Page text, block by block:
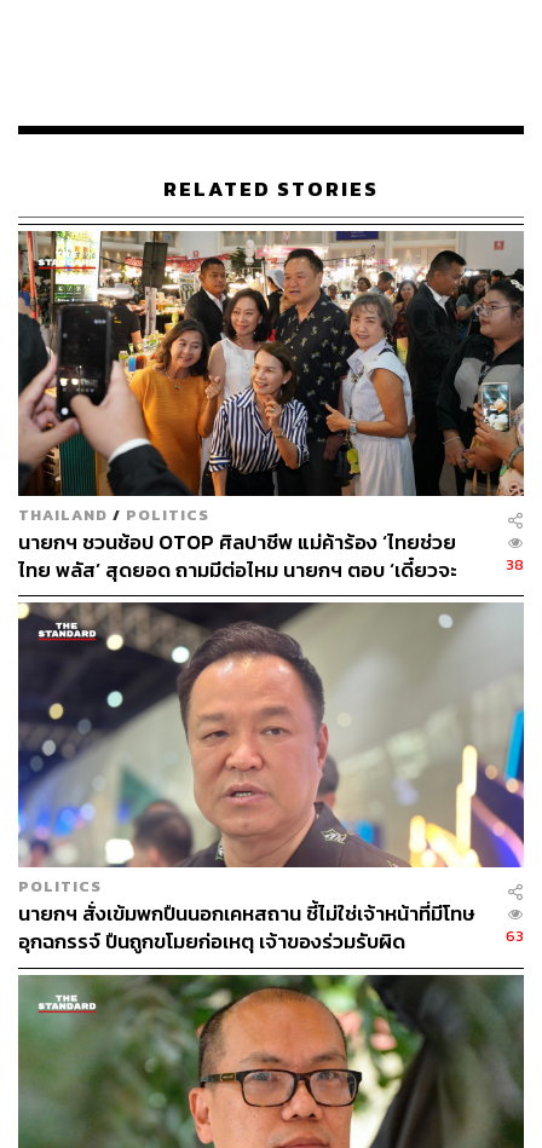
ดำเนินการอื่นตามที่สภาความมั่นคงแห่งชาติ นายก
รัฐมนตรี หรือคณะรัฐมนตรี มอบหมาย
นอกจากนี้ ให้สำนักงานสภาความมั่นคงแห่งชาติปฏิบัติ
หน้าที่เลขานุการของหัวหน้าการพูดคุยสันติสุขจังหวัด
ชายแดนภาคใต้ และจัดกำลังปฏิบัติการเพื่อสนับสนุนการ
ปฏิบัติหน้าที่ของหัวหน้าการพูดคุยสันติสุขจังหวัดชายแดน
ภาคใต้
ทั้งนี้ ให้ส่วนราชการสนับสนุนการดำเนินการดังกล่าวอย่าง
ทันท่วงทีตามที่ได้รับการร้องขอ เพื่อประโยชน์ในการบริหาร
งานแก้ไขปัญหาจังหวัดชายแดนภาคใต้ สำนักงานสภาความ
มั่นคงแห่งชาติอาจร้องขอต่อส่วนราชการ เพื่อจัดส่ง
ข้าราชการหรือเจ้าหน้าที่ในสังกัดไปช่วยปฏิบัติงาน โดยถือ
เป็นการปฏิบัติราชการหรือปฏิบัติงานตามปกติ แล้วแต่กรณี
และอาจให้ไปช่วยปฏิบัติงานเต็มเวลา บางเวลา หรือนอกเวลา
อย่างไรก็ตาม การเบิกจ่ายค่าใช้จ่ายอื่นใดที่เกี่ยวข้องกับการ
บริหารจัดการที่จำเป็นของหัวหน้าการพูดคุยสันติสุขจังหวัด
ชายแดนภาคใต้ คณะกรรมการ คณะอนุกรรมการ หรือคณะ
ทำงานที่แต่งตั้งตามคำสั่งนี้ ให้เป็นไปตามระเบียบของทาง
ราชการ แล้วแต่กรณี โดยให้เบิกจ่ายจากงบประมาณของ
สำนักงานสภาความมั่นคงแห่งชาติ
ทั้งนี้ ตั้งแต่บัดนี้เป็นต้นไป วันที่ 12 พฤษภาคม พ.ศ. 2569
TAGS: นายกรัฐมนตรี
อนุทิน ชาญวีรกูล
จังหวัดชายแดนภาคใต้
ฐนัตถ์ สุวรรณานนท์
RELATED STORIES
THAILAND / POLITICS
นายกฯ ชวนช้อป OTOP ศิลปาชีพ แม่ค้าร้อง ‘ไทยช่วย
ไทย พลัส’ สุดยอด ถามมีต่อไหม นายกฯ ตอบ ‘เดี๋ยวจะ
พยายาม’
38
POLITICS
นายกฯ สั่งเข้มพกปืนนอกเคหสถาน ชี้ไม่ใช่เจ้าหน้าที่มีโทษ
อุกฉกรรจ์ ปืนถูกขโมยก่อเหตุ เจ้าของร่วมรับผิด
63